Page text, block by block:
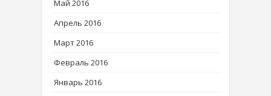
Май 2016
Апрель 2016
Март 2016
Февраль 2016
Январь 2016